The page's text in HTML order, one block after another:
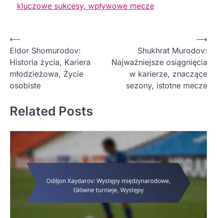
kluczowe sukcesy, wpływowe mecze
P
o
s
t
a
v
g
⟵
Eldor Shomurodov:
Historia życia, Kariera
młodzieżowa, Życie
osobiste
Shukhrat Murodov:
Najważniejsze osiągnięcia
w karierze, znaczące
sezony, istotne mecze
⟶
Related Posts